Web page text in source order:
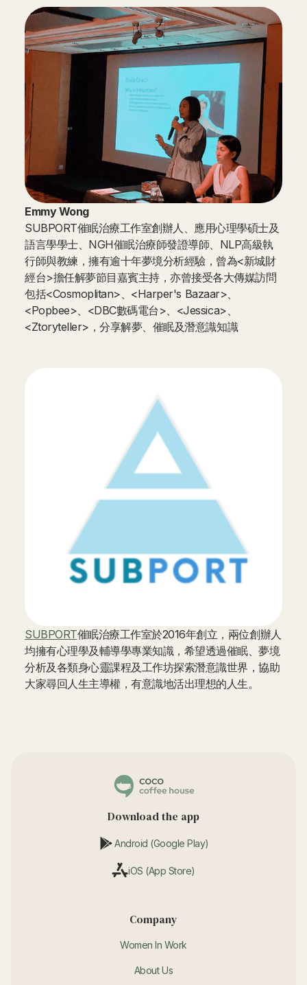
Emmy Wong
SUBPORT催眠治療工作室創辦人、應用心理學碩士及
語言學學士、NGH催眠治療師發證導師、NLP高級執
行師與教練，擁有逾十年夢境分析經驗，曾為<新城財
經台>擔任解夢節目嘉賓主持，亦曾接受各大傳媒訪問
包括<Cosmoplitan>、<Harper's Bazaar>、
<Popbee>、<DBC數碼電台>、<Jessica>、
<Ztoryteller>，分享解夢、催眠及潛意識知識
SUBPORT催眠治療工作室於2016年創立，兩位創辦人
均擁有心理學及輔導學專業知識，希望透過催眠、夢境
分析及各類身心靈課程及工作坊探索潛意識世界，協助
大家尋回人生主導權，有意識地活出理想的人生。
Download the app
Android (Google Play)
iOS (App Store)
Company
Women In Work
About Us